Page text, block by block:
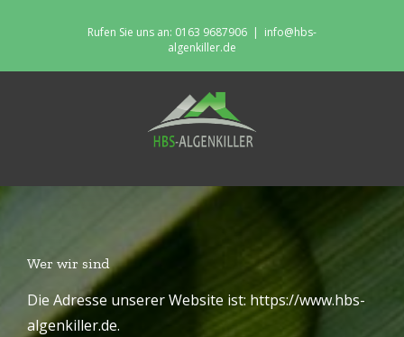
Rufen Sie uns an: 0163 9687906 | info@hbs-
algenkiller.de
Wer wir sind
Die Adresse unserer Website ist: https://www.hbs-
algenkiller.de.